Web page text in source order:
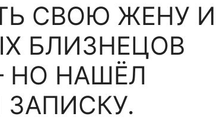
СВОЮ ЖЕНУ И
БЛИЗНЕЦОВ
НО НАШЁЛ